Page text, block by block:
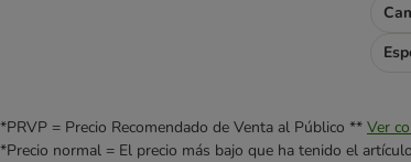
*PRVP = Precio Recomendado de Venta al Público ** Ver
*Precio normal = El precio más bajo que ha tenido el